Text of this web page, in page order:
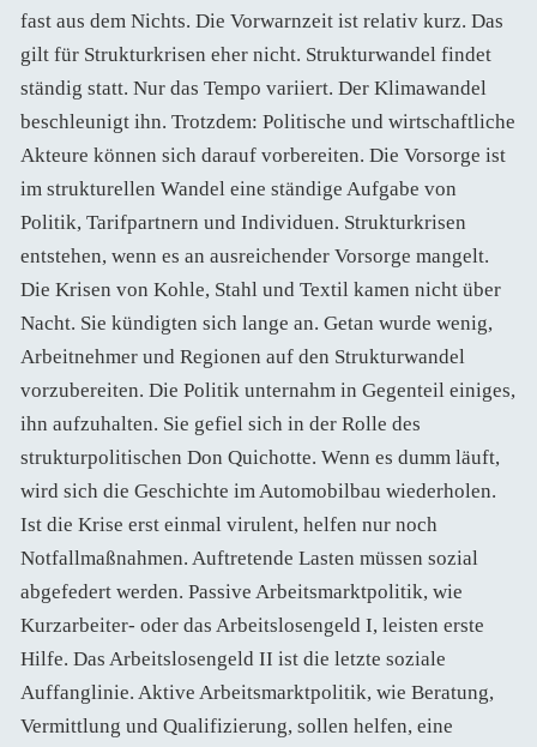
fast aus dem Nichts. Die Vorwarnzeit ist relativ kurz. Das
gilt für Strukturkrisen eher nicht. Strukturwandel findet
ständig statt. Nur das Tempo variiert. Der Klimawandel
beschleunigt ihn. Trotzdem: Politische und wirtschaftliche
Akteure können sich darauf vorbereiten. Die Vorsorge ist
im strukturellen Wandel eine ständige Aufgabe von
Politik, Tarifpartnern und Individuen. Strukturkrisen
entstehen, wenn es an ausreichender Vorsorge mangelt.
Die Krisen von Kohle, Stahl und Textil kamen nicht über
Nacht. Sie kündigten sich lange an. Getan wurde wenig,
Arbeitnehmer und Regionen auf den Strukturwandel
vorzubereiten. Die Politik unternahm in Gegenteil einiges,
ihn aufzuhalten. Sie gefiel sich in der Rolle des
strukturpolitischen Don Quichotte. Wenn es dumm läuft,
wird sich die Geschichte im Automobilbau wiederholen.
Ist die Krise erst einmal virulent, helfen nur noch
Notfallmaßnahmen. Auftretende Lasten müssen sozial
abgefedert werden. Passive Arbeitsmarktpolitik, wie
Kurzarbeiter- oder das Arbeitslosengeld I, leisten erste
Hilfe. Das Arbeitslosengeld II ist die letzte soziale
Auffanglinie. Aktive Arbeitsmarktpolitik, wie Beratung,
Vermittlung und Qualifizierung, sollen helfen, eine